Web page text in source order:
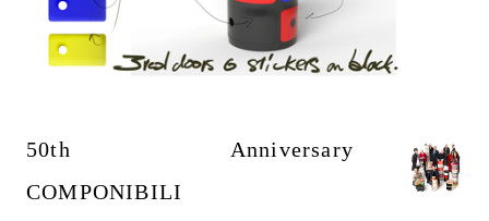
お問い合わせ
サポート
50th Anniversary
COMPONIBILI